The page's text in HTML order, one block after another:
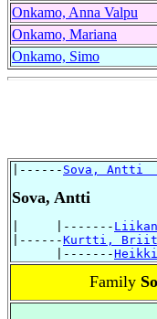
Onkamo, Anna Valpu
Onkamo, Mariana
Onkamo, Simo
|------ Sova, Antti
Sova, Antti
|     |-------
|------Kurtti,
      |-------
Family